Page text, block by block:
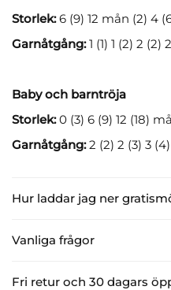
Hur laddar jag ner
Vanliga frågor
Fri retur och 30 dagars
Storlek:6 (9) 12 mån (2) 4
Garnåtgång:1 (1) 1 (2) 2 (2)
Baby och barntröja
Storlek:0 (3) 6 (9) 12 (18)
Garnåtgång:2 (2) 2 (3) 3